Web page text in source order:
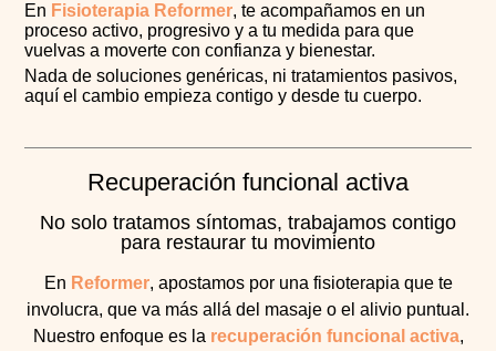
En Fisioterapia Reformer, te acompañamos en un
proceso activo, progresivo y a tu medida para que
vuelvas a moverte con confianza y bienestar.
Nada de soluciones genéricas, ni tratamientos pasivos,
aquí el cambio empieza contigo y desde tu cuerpo.
Recuperación funcional activa
No solo tratamos síntomas, trabajamos contigo
para restaurar tu movimiento
En Reformer, apostamos por una fisioterapia que te
involucra, que va más allá del masaje o el alivio puntual.
Nuestro enfoque es la recuperación funcional activa,